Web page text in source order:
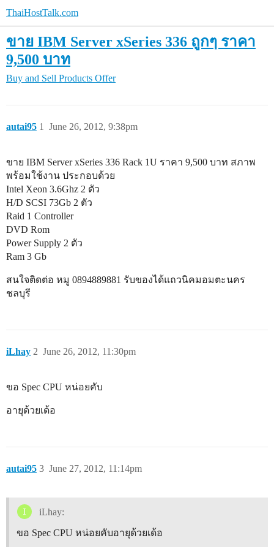
ThaiHostTalk.com
ขาย IBM Server xSeries 336 ถูกๆ ราคา
9,500 บาท
Buy and Sell Products Offer
autai95 June 26, 2012, 9:38pm
1
ขาย IBM Server xSeries 336 Rack 1U ราคา 9,500 บาท สภาพ
พร้อมใช้งาน ประกอบด้วย
Intel Xeon 3.6Ghz 2 ตัว
H/D SCSI 73Gb 2 ตัว
Raid 1 Controller
DVD Rom
Power Supply 2 ตัว
Ram 3 Gb
สนใจติดต่อ หมู 0894889881 รับของได้แถวนิคมอมตะนคร
ชลบุรี
iLhay June 26, 2012, 11:30pm
2
ขอ Spec CPU หน่อยคับ
อายุด้วยเด้อ
autai95 June 27, 2012, 11:14pm
3
iLhay:
ขอ Spec CPU หน่อยคับอายุด้วยเด้อ